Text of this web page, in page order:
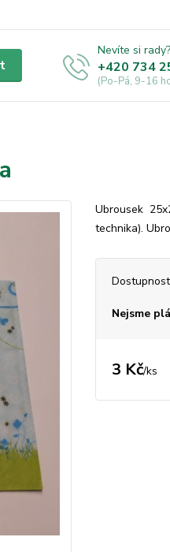
Nevíte si
+420 734
(Po-Pá, 9-16
Ubrousek
technika).
Dostupnost
Nejsme
3 Kč/ks